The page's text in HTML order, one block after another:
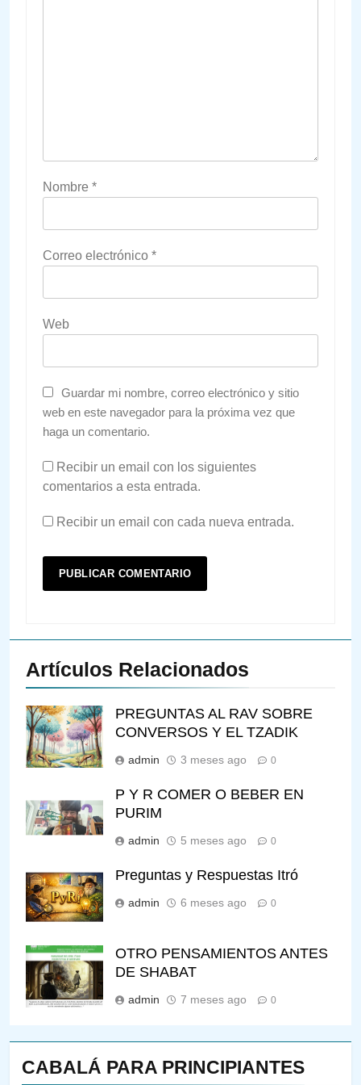
CABALÁ PARA PRINCIPIANTES
Nombre *
Correo electrónico *
Web
Guardar mi nombre, correo electrónico y sitio
web en este navegador para la próxima vez que
haga un comentario.
Recibir un email con los siguientes
comentarios a esta entrada.
Recibir un email con cada nueva entrada.
Artículos Relacionados
PREGUNTAS AL RAV SOBRE
CONVERSOS Y EL TZADIK
admin 3 meses ago 0
P Y R COMER O BEBER EN
PURIM
admin 5 meses ago 0
Preguntas y Respuestas Itró
admin 6 meses ago 0
OTRO PENSAMIENTOS ANTES
DE SHABAT
admin 7 meses ago 0